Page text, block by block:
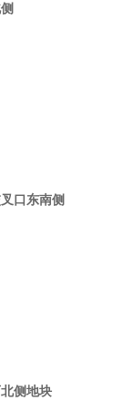
口东南侧
侧地块